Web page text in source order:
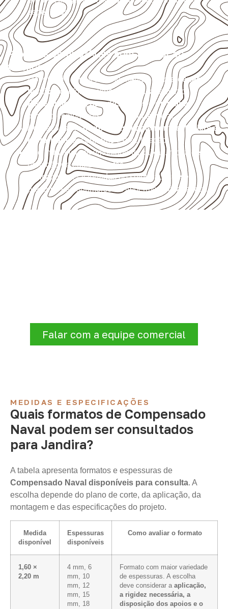
específicos.
Projetos compatíveis com avaliação
técnica
Móveis, divisórias e componentes de
marcenaria
técnica
, conforme exposição e acabamento.
Revestimentos, paredes, pisos e divisórias,
quando compatíveis com a ficha técnica.
Aplicações emcarrocerias, implementos, trailers e
motorhomes, conforme especificação.
Uso industrial em embalagens, caixas, montagem e
proteção de equipamentos.
Aplicações relacionadas ao setor náutico, sem
presumir uso submerso ou impermeabilidade total.
Falar com a equipe comercial
MEDIDAS E ESPECIFICAÇÕES
Quais formatos de Compensado
Naval podem ser consultados
para Jandira?
A tabela apresenta formatos e espessuras de
Compensado Naval disponíveis para consulta. A
escolha depende do plano de corte, da aplicação, da
montagem e das especificações do projeto.
Medida
disponível
Espessuras
disponíveis
Como avaliar o formato
1,60 ×
2,20 m
4 mm, 6
mm, 10
mm, 12
mm, 15
mm, 18
Formato com maior variedade
de espessuras. A escolha
deve considerar a aplicação,
a rigidez necessária, a
disposição dos apoios e o